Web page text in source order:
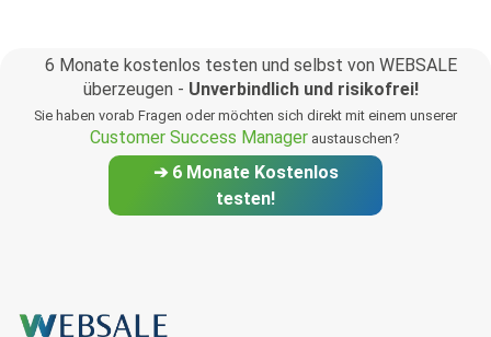
6 Monate kostenlos testen und selbst von WEBSALE
überzeugen - Unverbindlich und risikofrei!
Sie haben vorab Fragen oder möchten sich direkt mit einem unserer
Customer Success Manageraustauschen?
➔ 6 Monate Kostenlos
testen!